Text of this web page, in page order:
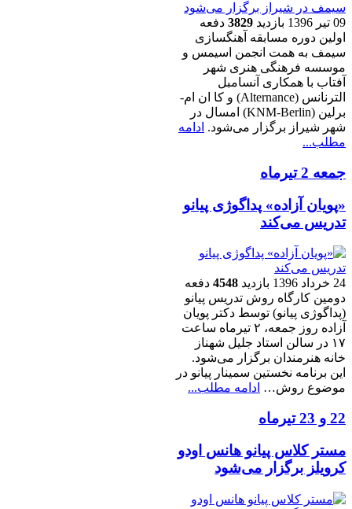
09 تیر 1396 بازدید 3829 دفعه
اولین دوره مسابقه آهنگسازی
سیمف به همت انجمن اسیمس و
موسسه فرهنگى هنرى شهر
آفتاب با همکارى آنسامبل
الترنانس (Alternance) و کا ان ام-
برلین (KNM-Berlin) امسال در
شهر شیراز برگزار می‌شود. ادامه
مطلب...
جمعه 2 تیرماه
«پویان آزاده» پداگوژی پیانو
تدریس می‌کند
24 خرداد 1396 بازدید 4548 دفعه
دومین کارگاه روش تدریس پیانو
(پداگوژی پیانو) توسط دکتر پویان
آزاده روز جمعه، ۲ تیرماه ساعت
۱۷ در سالن استاد جلیل شهناز
خانه هنرمندان برگزار می‌شود.
این برنامه نخستین سمینار پیانو در
موضوع روش… ادامه مطلب...
22 و 23 تیرماه
مستر کلاس پیانو هانس اودو
کرویلز برگزار می‌شود